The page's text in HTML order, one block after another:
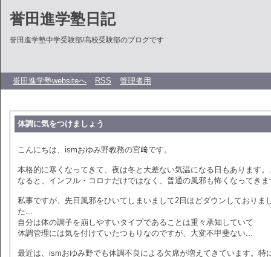
誉田進学塾日記
誉田進学塾中学受験部/高校受験部のブログです
誉田進学塾websiteへ RSS 管理者用
体調に気をつけましょう
こんにちは、ismおゆみ野教務の宮﨑です。
本格的に寒くなってきて、夜は冬と大差ない気温になる日もあります。
なると、インフル・コロナだけではなく、普通の風邪も怖くなってきま
私事ですが、先日風邪をひいてしまいまして2日ほどダウンしておりま
た...
自分は体の調子を崩しやすいタイプであることは重々承知していて
体調管理には気を付けていたつもりなのですが、大変不甲斐ない...
最近は、ismおゆみ野でも体調不良による欠席が増えてきています。特